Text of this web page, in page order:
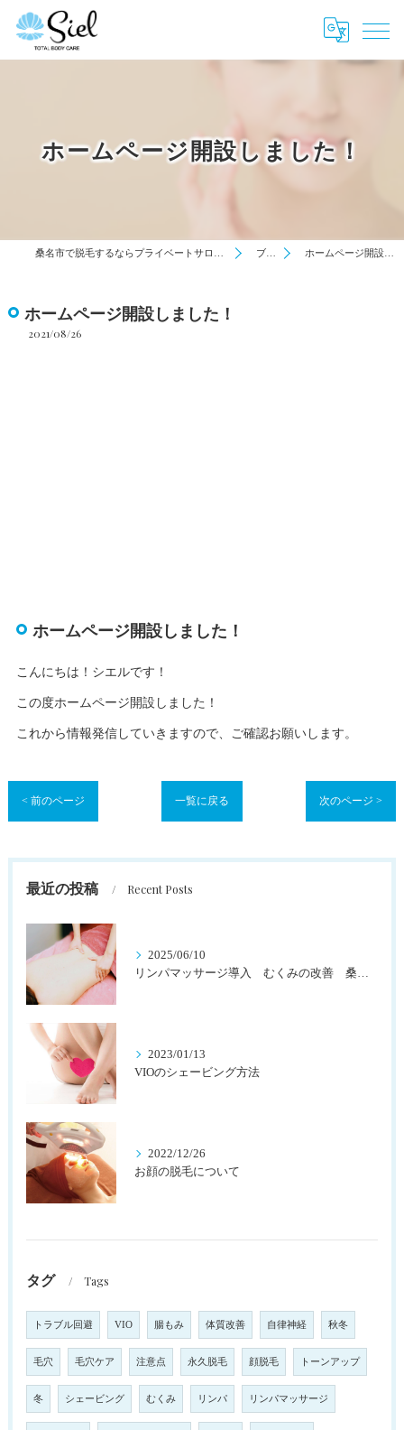
ホームページ開設しました！
ブログ ホームページ開設しました！
ホームページ開設しました！
2021/08/26
ホームページ開設しました！
こんにちは！シエルです！
この度ホームページ開設しました！
これから情報発信していきますので、ご確認お願いします。
< 前のページ 一覧に戻る 次のページ >
最近の投稿 Recent Posts
2025/06/10
リンパマッサージ導入 むくみの改善 桑名市四日市市にお住まいの方
2023/01/13
VIOのシェービング方法
2022/12/26
お顔の脱毛について
タグ Tags
トラブル回避 VIO 腸もみ 体質改善 自律神経 秋冬
毛穴 毛穴ケア 注意点 永久脱毛 顔脱毛 トーンアップ
冬 シェービング むくみ リンパ リンパマッサージ